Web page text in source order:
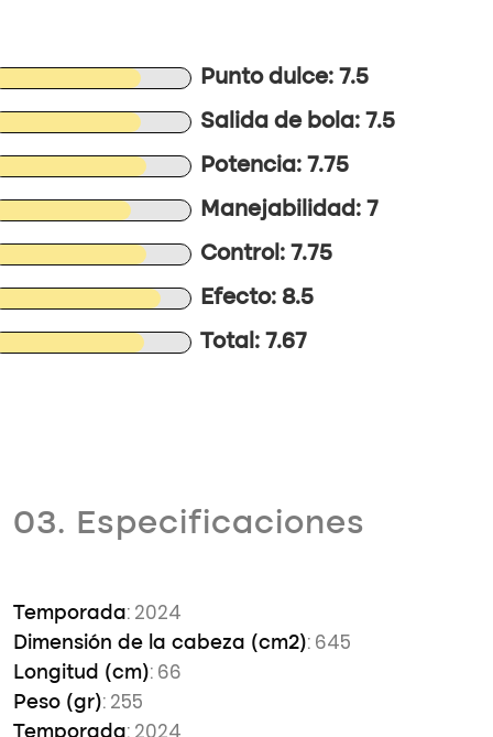
Punto dulce: 7.5
Salida de bola: 7.5
Potencia: 7.75
Manejabilidad: 7
Control: 7.75
Efecto: 8.5
Total: 7.67
03. Especificaciones
Temporada: 2024
Dimensión de la cabeza (cm2): 645
Longitud (cm): 66
Peso (gr): 255
Temporada: 2024